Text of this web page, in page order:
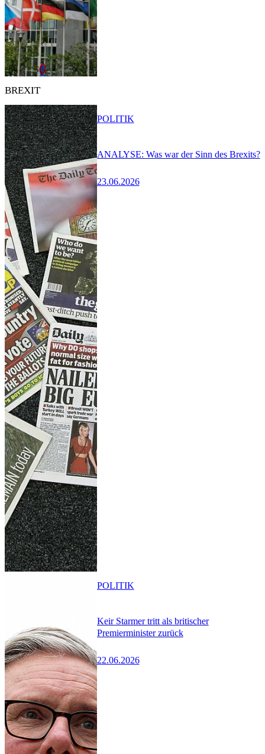
BREXIT
ANALYSE: Was war der Sinn des Brexits?
23.06.2026
POLITIK
Keir Starmer tritt als britischer
Premierminister zurück
22.06.2026
POLITIK